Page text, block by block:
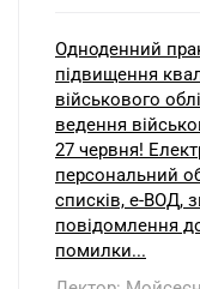
Одноденний
підвищення
військового
ведення
27 червня!
персональний
списків, е-ВОД,
повідомлення
помилки...